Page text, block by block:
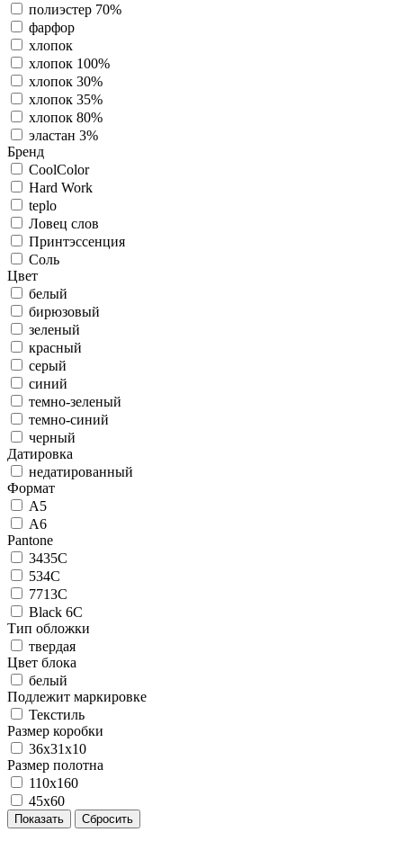
полиэстер 70%
фарфор
хлопок
хлопок 100%
хлопок 30%
хлопок 35%
хлопок 80%
эластан 3%
Бренд
CoolColor
Hard Work
teplo
Ловец слов
Принтэссенция
Соль
Цвет
белый
бирюзовый
зеленый
красный
серый
синий
темно-зеленый
темно-синий
черный
Датировка
недатированный
Формат
А5
А6
Pantone
3435C
534C
7713C
Black 6C
Тип обложки
твердая
Цвет блока
белый
Подлежит маркировке
Текстиль
Размер коробки
36x31x10
Размер полотна
110x160
45x60